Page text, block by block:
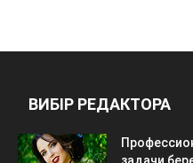
ВИБІР РЕДАКТОРА